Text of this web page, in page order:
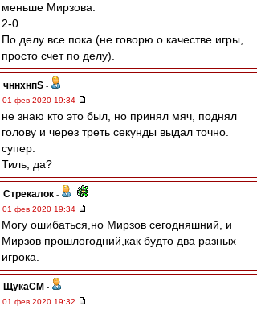
меньше Мирзова.
2-0.
По делу все пока (не говорю о качестве игры,
просто счет по делу).
чннхнпS -
01 фев 2020 19:34
не знаю кто это был, но принял мяч, поднял
голову и через треть секунды выдал точно.
супер.
Тиль, да?
Стрекалок -
01 фев 2020 19:34
Могу ошибаться,но Мирзов сегодняшний, и
Мирзов прошлогодний,как будто два разных
игрока.
ЩукаСМ -
01 фев 2020 19:32